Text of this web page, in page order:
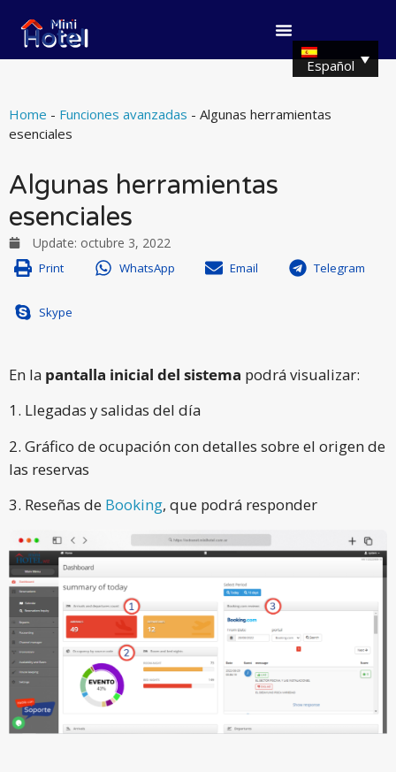
Español
Home - Funciones avanzadas - Algunas herramientas
esenciales
Algunas herramientas
esenciales
Update: octubre 3, 2022
Print WhatsApp Email Telegram
Skype
En la pantalla inicial del sistema podrá visualizar:
1. Llegadas y salidas del día
2. Gráfico de ocupación con detalles sobre el origen de
las reservas
3. Reseñas de Booking, que podrá responder